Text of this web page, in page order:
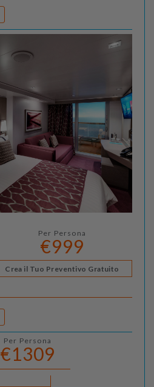
Per Persona
€999
Crea il Tuo Preventivo Gratuito
Per Persona
€1309